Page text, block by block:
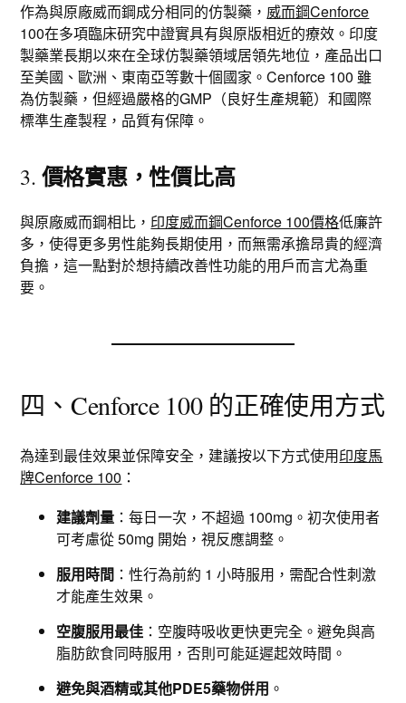
作為與原廠威而鋼成分相同的仿製藥， 威而鋼Cenforce
100在多項臨床研究中證實具有與原版相近的療效。印度
製藥業長期以來在全球仿製藥領域居領先地位，產品出口
至美國、歐洲、東南亞等數十個國家。Cenforce 100 雖
為仿製藥，但經過嚴格的GMP（良好生產規範）和國際
標準生產製程，品質有保障。
3. 價格實惠，性價比高
與原廠威而鋼相比， 印度威而鋼Cenforce 100價格低廉許
多，使得更多男性能夠長期使用，而無需承擔昂貴的經濟
負擔，這一點對於想持續改善性功能的用戶而言尤為重
要。
四、Cenforce 100 的正確使用方式
為達到最佳效果並保障安全，建議按以下方式使用印度馬
牌Cenforce 100 ：
建議劑量 ：每日一次，不超過 100mg。初次使用者
可考慮從 50mg 開始，視反應調整。
服用時間 ：性行為前約 1 小時服用，需配合性刺激
才能產生效果。
空腹服用最佳 ：空腹時吸收更快更完全。避免與高
脂肪飲食同時服用，否則可能延遲起效時間。
避免與酒精或其他PDE5藥物併用 。